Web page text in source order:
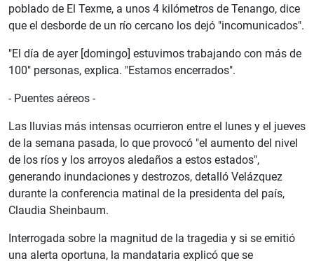
poblado de El Texme, a unos 4 kilómetros de Tenango, dice
que el desborde de un río cercano los dejó "incomunicados".
"El día de ayer [domingo] estuvimos trabajando con más de
100" personas, explica. "Estamos encerrados".
- Puentes aéreos -
Las lluvias más intensas ocurrieron entre el lunes y el jueves
de la semana pasada, lo que provocó "el aumento del nivel
de los ríos y los arroyos aledaños a estos estados",
generando inundaciones y destrozos, detalló Velázquez
durante la conferencia matinal de la presidenta del país,
Claudia Sheinbaum.
Interrogada sobre la magnitud de la tragedia y si se emitió
una alerta oportuna, la mandataria explicó que se